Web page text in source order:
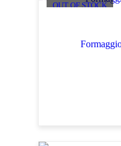
OUT OF STOCK